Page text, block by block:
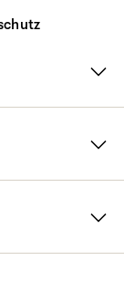
kommen.
flexiblen